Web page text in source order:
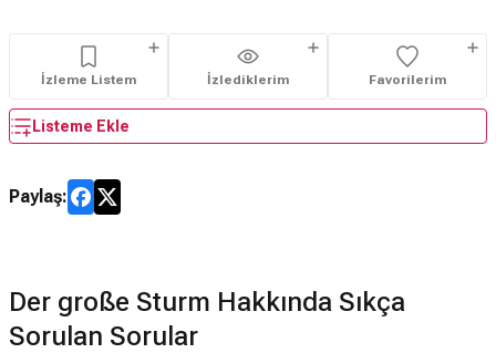
İzleme Listem İzlediklerim Favorilerim
Listeme Ekle
Paylaş:
Der große Sturm Hakkında Sıkça
Sorulan Sorular